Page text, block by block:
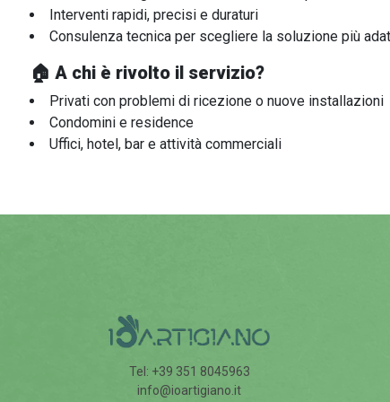
Interventi rapidi, precisi e duraturi
Consulenza tecnica per scegliere la soluzione più
🏠 A chi è rivolto il servizio?
Privati con problemi di ricezione o nuove installazioni
Condomini e residence
Uffici, hotel, bar e attività commerciali
Tel: +39 351 8045963
info@ioartigiano.it